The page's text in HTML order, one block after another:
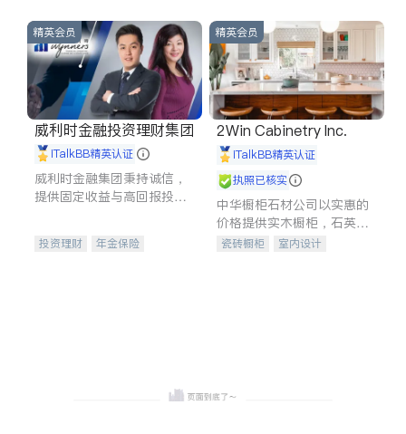
精英会员
威利时金融投资理财集团
iTalkBB精英认证
威利时金融集团秉持诚信，
提供固定收益与高回报投资
合，助力客户实现目标
投资理财
年金保险
精英会员
2Win Cabinetry Inc.
iTalkBB精英认证
执照已核实
中华橱柜石材公司以实惠的
价格提供实木橱柜，石英石
台面，多种优质不锈钢水
瓷砖橱柜
室内设计